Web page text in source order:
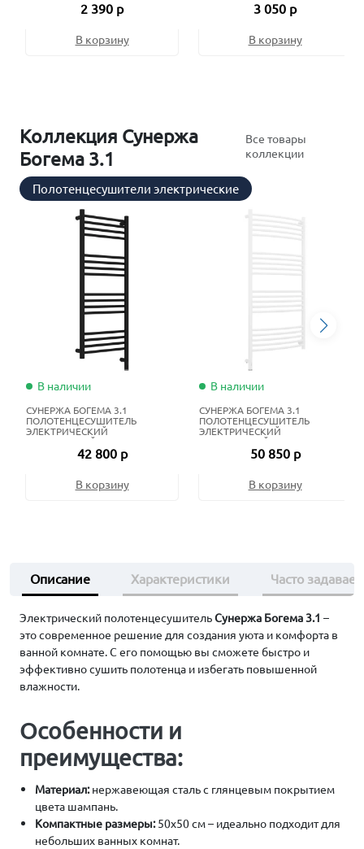
2 390 р
В корзину
3 050 р
В корзину
Коллекция Сунержа
Богема 3.1
Все товары
коллекции
Полотенцесушители электрические
В наличии
СУНЕРЖА БОГЕМА 3.1
ПОЛОТЕНЦЕСУШИТЕЛЬ
ЭЛЕКТРИЧЕСКИЙ
ЖИДКОСТНЫЙ 100Х40 СМ
МАТОВЫЙ ЧЁРНЫЙ
42 800 р
В корзину
В наличии
СУНЕРЖА БОГЕМА 3.1
ПОЛОТЕНЦЕСУШИТЕЛЬ
ЭЛЕКТРИЧЕСКИЙ
ЖИДКОСТНЫЙ 120Х60 СМ
МАТОВЫЙ БЕЛЫЙ
50 850 р
В корзину
Описание Характеристики Часто
Электрический полотенцесушительСунержа Богема 3.1 –
это современное решение для создания уюта и комфорта в
ванной комнате. С его помощью вы сможете быстро и
эффективно сушить полотенца и избегать повышенной
влажности.
Особенности и
преимущества:
Материал:нержавеющая сталь с глянцевым покрытием
цвета шампань.
Компактные размеры:50х50 см – идеально подходит для
небольших ванных комнат.